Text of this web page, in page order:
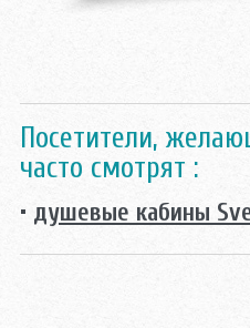
Посетители,
часто смотрят :
• душевые кабины